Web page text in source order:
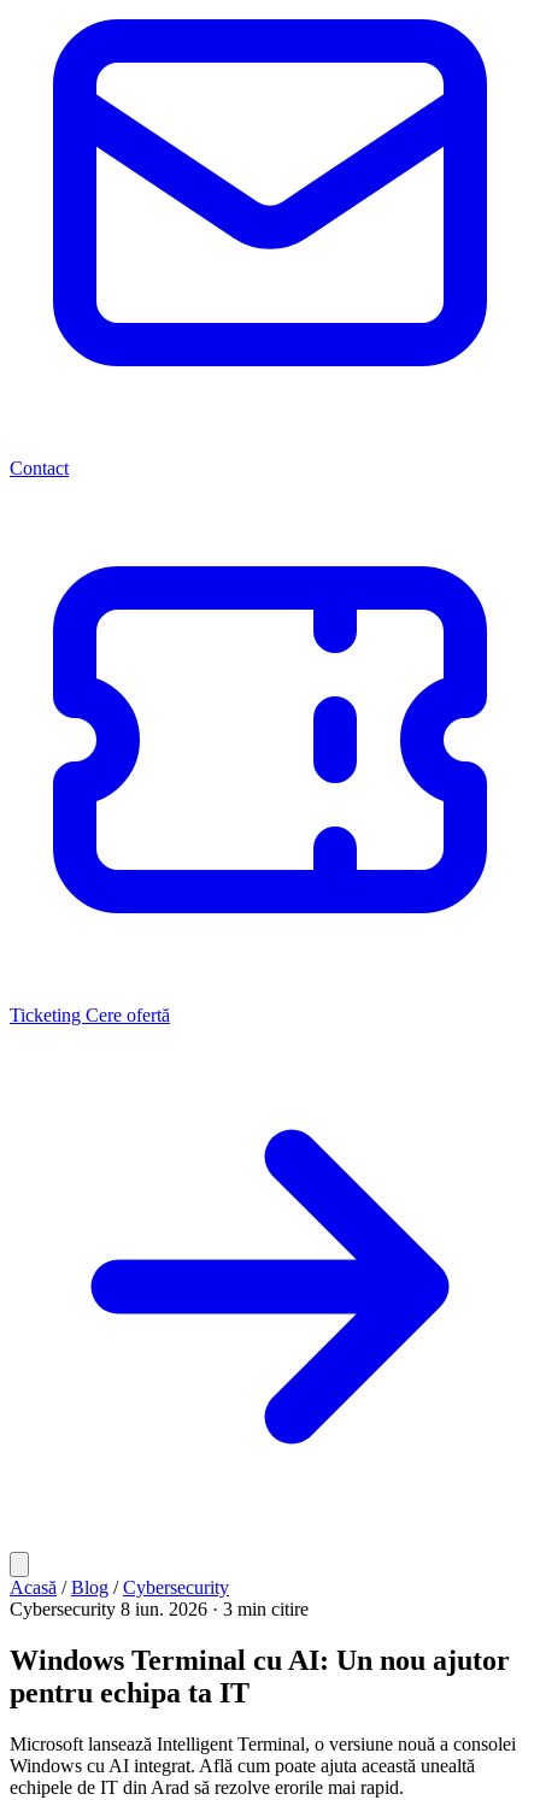
Contact
Ticketing Cere ofertă
Acasă / Blog / Cybersecurity
Cybersecurity 8 iun. 2026 · 3 min citire
Windows Terminal cu AI: Un nou ajutor
pentru echipa ta IT
Microsoft lansează Intelligent Terminal, o versiune nouă a consolei
Windows cu AI integrat. Află cum poate ajuta această unealtă
echipele de IT din Arad să rezolve erorile mai rapid.